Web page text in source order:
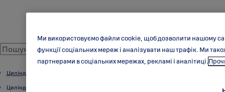
Циліндри АБЛОЙ
Циліндри стандарту ЄвроДІН
Ми використовуємо файли cookie, щоб дозволити нашому
функції соціальних мереж і аналізувати наш трафік. Ми
партнерами в соціальних мережах, рекламі і аналітиці.